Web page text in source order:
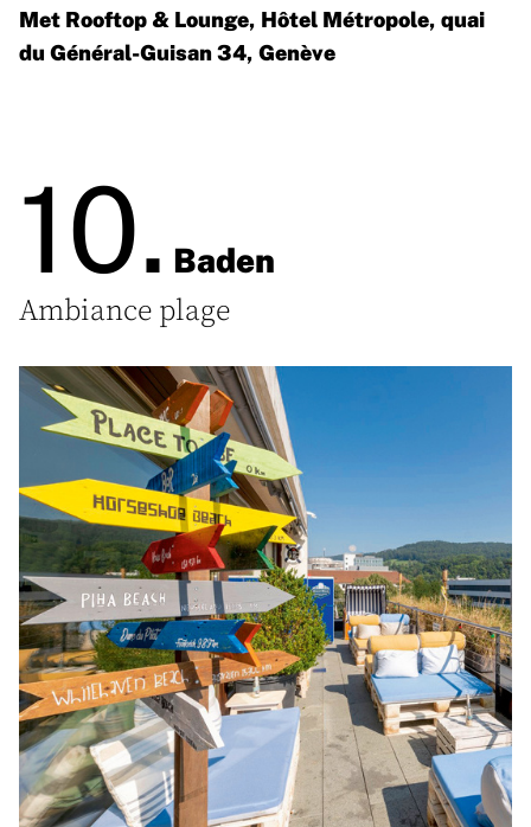
Met Rooftop & Lounge, Hôtel Métropole, quai
du Général-Guisan 34, Genève
10. Baden
Ambiance plage